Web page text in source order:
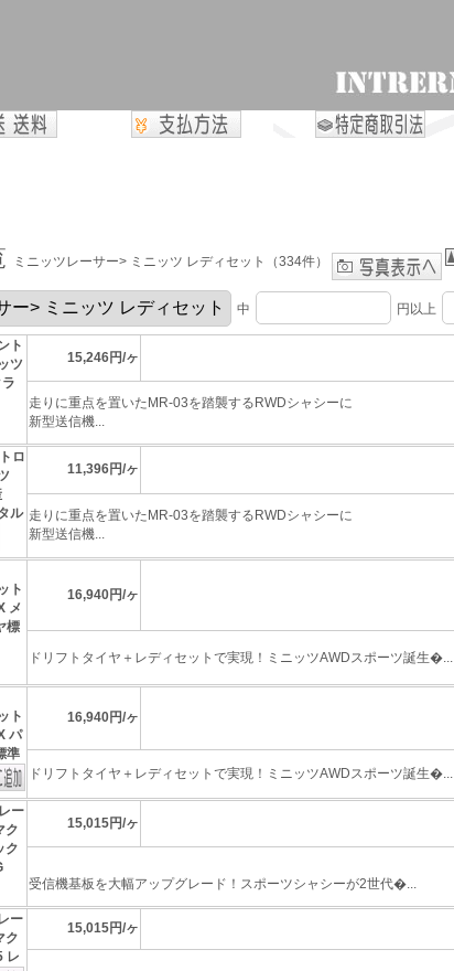
ミニッツレーサー> ミニッツ レディセット（334件）
中 円以上
ト
ツ
15,246円/ヶ
走りに重点を置いたMR-03を踏襲するRWDシャシーに
新型送信機...
ロ
ル
11,396円/ヶ
走りに重点を置いたMR-03を踏襲するRWDシャシーに
新型送信機...
ト
メ
標
16,940円/ヶ
ドリフトタイヤ＋レディセットで実現！ミニッツAWDスポーツ誕生�...
ト
パ
準
16,940円/ヶ
ドリフトタイヤ＋レディセットで実現！ミニッツAWDスポーツ誕生�...
ー
ク
ク
15,015円/ヶ
受信機基板を大幅アップグレード！スポーツシャシーが2世代�...
ー
ク
レ
15,015円/ヶ